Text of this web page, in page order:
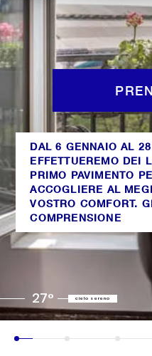
DAL 6 GENNAIO AL
EFFETTUEREMO DEI
PRIMO PAVIMENTO
ACCOGLIERE AL
VOSTRO COMFORT.
COMPRENSIONE
27° cielo sereno